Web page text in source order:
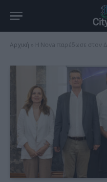
Αρχική Η Nova παρέδωσε στον Δήμο Ρόδου